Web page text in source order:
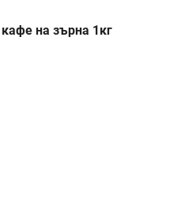
на зърна 1кг